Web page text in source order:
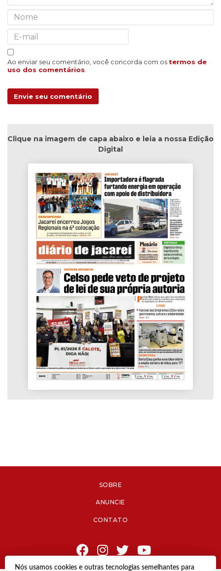
Nós usamos cookies e outras tecnologias semelhantes para
Ao enviar seu comentário, você concorda com os termos de
uso dos comentários
Envie seu comentário
Clique na imagem de capa abaixo e leia a nossa Edição
Digital
SOBRE
ANUNCIE
CONTATO